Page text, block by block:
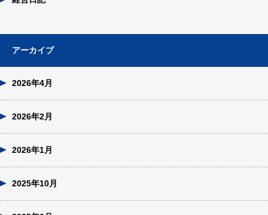
アーカイブ
2026年4月
2026年2月
2026年1月
2025年10月